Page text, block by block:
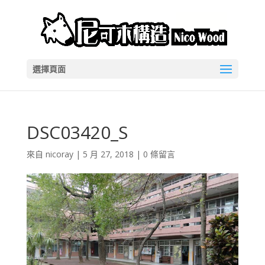
選擇頁面
DSC03420_S
來自 nicoray| 5 月 27, 2018 | 0 條留言